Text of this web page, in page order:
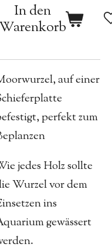
In den
auf einer
perfekt zum
jedes Holz sollte
Wurzel vor dem
ins
gewässert